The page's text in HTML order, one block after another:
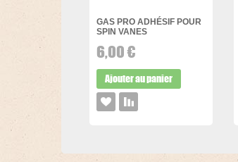
GAS PRO ADHÉSIF POUR
SPIN VANES
6,00 €
Ajouter au panier